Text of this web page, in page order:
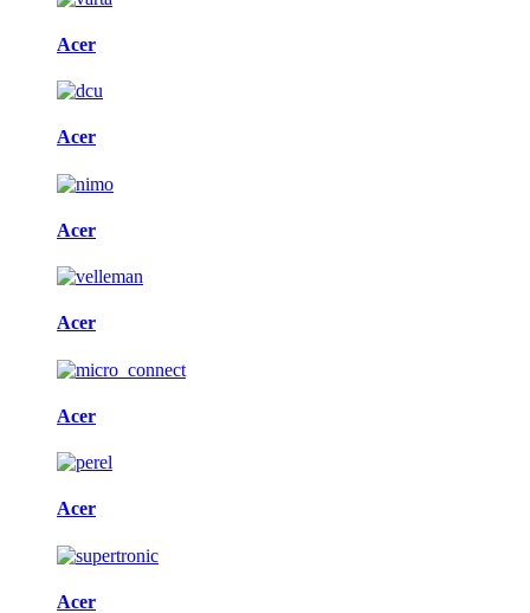
Acer
Acer
Acer
Acer
Acer
Acer
Acer